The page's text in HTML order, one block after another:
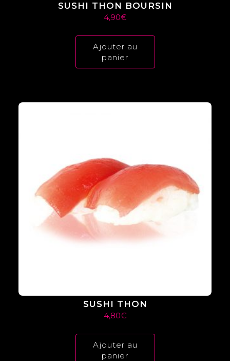
SUSHI THON BOURSIN
4,90€
Ajouter au
panier
SUSHI THON
4,80€
Ajouter au
panier